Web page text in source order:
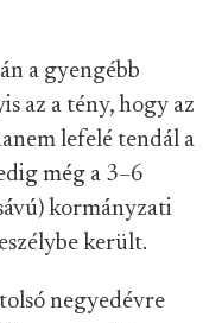
a gyengébb
az a tény, hogy az
lefelé tendál a
még a 3–6
kormányzati
került.
negyedévre